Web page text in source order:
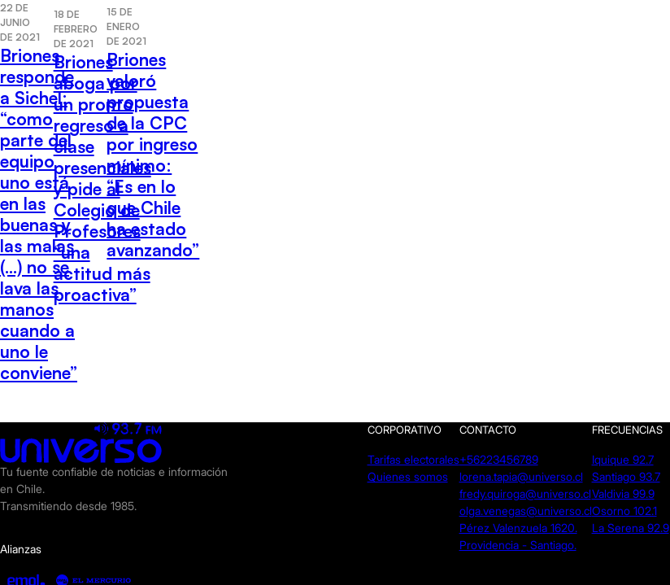
22 DE
JUNIO
DE 2021
Briones
responde
a Sichel:
“como
parte del
equipo
uno está
en las
buenas y
las malas
(…) no se
lava las
manos
cuando a
uno le
conviene”
18 DE
FEBRERO
DE 2021
Briones
aboga por
un pronto
regreso a
clase
presenciales
y pide al
Colegio de
Profesores
“una
actitud más
proactiva”
15 DE
ENERO
DE 2021
Briones
valoró
propuesta
de la CPC
por ingreso
mínimo:
“Es en lo
que Chile
ha estado
avanzando”
Tu fuente confiable de noticias e información
en Chile.
Transmitiendo desde 1985.
Alianzas
CORPORATIVO
Tarifas electorales
Quienes somos
CONTACTO
+56223456789
lorena.tapia@universo.cl
fredy.quiroga@universo.cl
olga.venegas@universo.cl
Pérez Valenzuela 1620.
Providencia - Santiago.
FRECUENCIAS
Iquique 92.7
Santiago 93.7
Valdivia 99.9
Osorno 102.1
La Serena 92.9